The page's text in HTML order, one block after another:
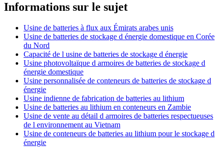
Informations sur le sujet
Usine de batteries à flux aux Émirats arabes unis
Usine de batteries de stockage d énergie domestique en Corée
du Nord
Capacité de l usine de batteries de stockage d énergie
Usine photovoltaïque d armoires de batteries de stockage d
énergie domestique
Usine personnalisée de conteneurs de batteries de stockage d
énergie
Usine indienne de fabrication de batteries au lithium
Usine de batteries au lithium en conteneurs en Zambie
Usine de vente au détail d armoires de batteries respectueuses
de l environnement au Vietnam
Usine de conteneurs de batteries au lithium pour le stockage d
énergie